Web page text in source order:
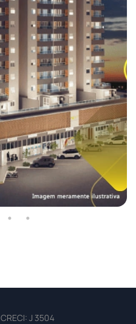
CRECI: J 3504